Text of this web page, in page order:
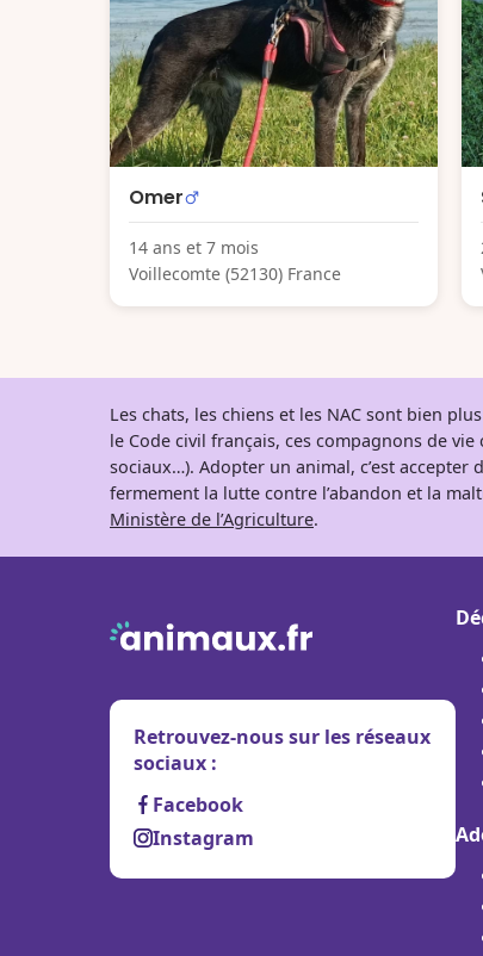
Omer
14 ans et 7 mois
Voillecomte (52130) France
Les chats, les chiens et les NAC sont bien
le Code civil français, ces compagnons de
sociaux…). Adopter un animal, c’est
fermement la lutte contre l’abandon et la
Ministère de l’Agriculture.
Retrouvez-nous sur les réseaux
sociaux :
Facebook
Instagram